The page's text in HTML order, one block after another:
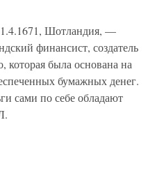
Шотландия, —
финансист, создатель
которая была основана на
бумажных денег.
сами по себе обладают